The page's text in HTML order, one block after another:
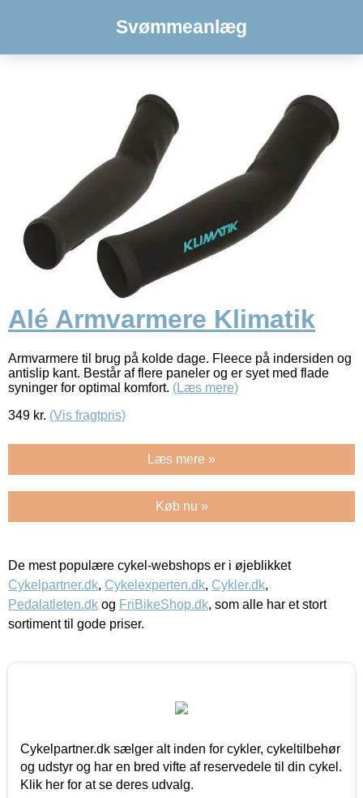
Svømmeanlæg
Alé Armvarmere Klimatik
Armvarmere til brug på kolde dage. Fleece på indersiden og
antislip kant. Består af flere paneler og er syet med flade
syninger for optimal komfort. (Læs mere)
349 kr. (Vis fragtpris)
Læs mere »
Køb nu »
De mest populære cykel-webshops er i øjeblikket
Cykelpartner.dk, Cykelexperten.dk, Cykler.dk,
Pedalatleten.dk og FriBikeShop.dk, som alle har et stort
sortiment til gode priser.
Cykelpartner.dk sælger alt inden for cykler, cykeltilbehør
og udstyr og har en bred vifte af reservedele til din cykel.
Klik her for at se deres udvalg.